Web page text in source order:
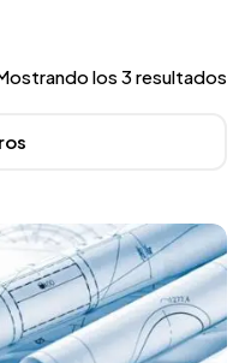
los 3 resultados